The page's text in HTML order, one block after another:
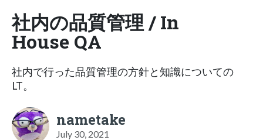
社内の品質管理 / In
House QA
社内で行った品質管理の方針と知識についての
LT。
nametake
July 30, 2021